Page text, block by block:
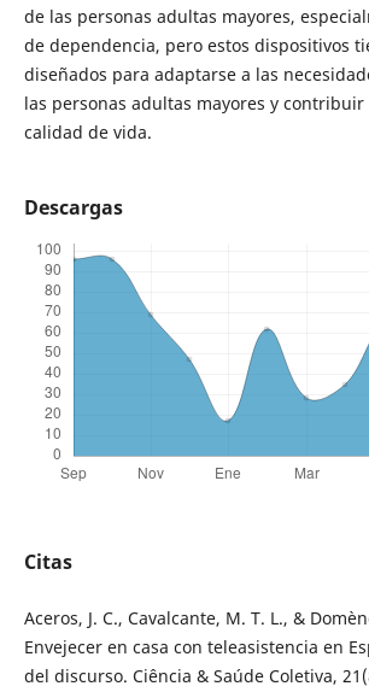
de las personas adultas mayores,
de dependencia, pero estos dispositivos
diseñados para adaptarse a las
las personas adultas mayores y
calidad de vida.
Descargas
Citas
Aceros, J. C., Cavalcante, M. T. L., &
Envejecer en casa con teleasistencia en
del discurso. Ciência & Saúde Coletiva,